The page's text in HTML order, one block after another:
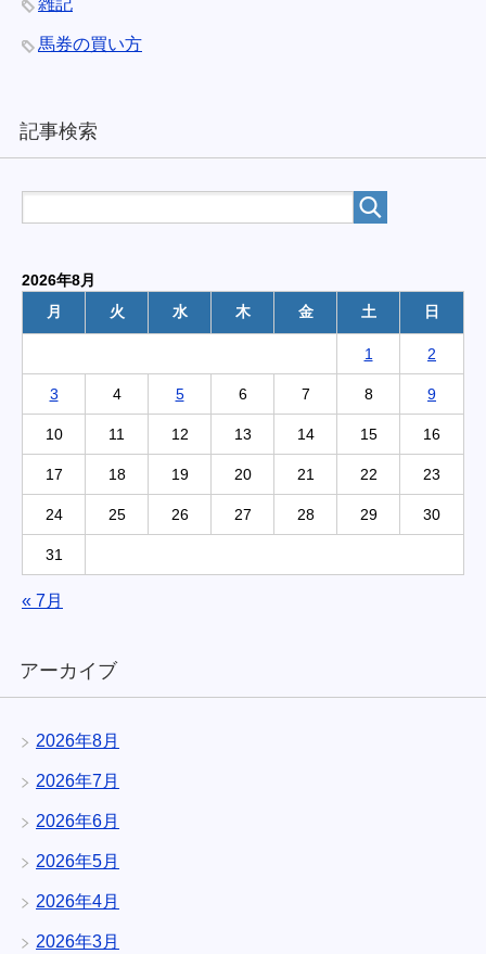
雑記
馬券の買い方
記事検索
2026年8月
月
火 水 木 金 土 日
1 2
3 4 5 6 7 8 9
10 11 12 13 14 15 16
17 18 19 20 21 22 23
24 25 26 27 28 29 30
31
« 7月
アーカイブ
2026年8月
2026年7月
2026年6月
2026年5月
2026年4月
2026年3月